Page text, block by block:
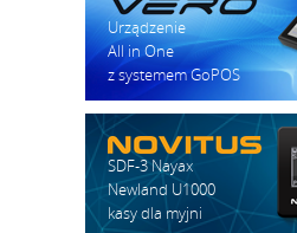
Urządzenie
All in One
z systemem GoPOS
SDF-3 Nayax
Newland U1000
kasy dla myjni